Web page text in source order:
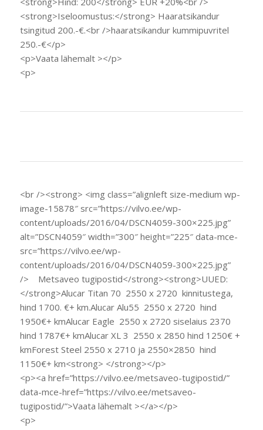
<strong>Iseloomustus:</strong> Haaratsikandur
tsingitud 200.-€.<br />haaratsikandur kummipuvritel
250.-€</p>
<p>Vaata lähemalt ></p>
<p>
<br /><strong> <img class=”alignleft size-medium wp-
image-15878″ src=”https://vilvo.ee/wp-
content/uploads/2016/04/DSCN4059-300×225.jpg”
alt=”DSCN4059″ width=”300″ height=”225″ data-mce-
src=”https://vilvo.ee/wp-
content/uploads/2016/04/DSCN4059-300×225.jpg”
/> Metsaveo tugipostid</strong><strong>UUED:
</strong>Alucar Titan 70 2550 x 2720 kinnitustega,
hind 1700. €+ km.Alucar Alu55 2550 x 2720 hind
1950€+ kmAlucar Eagle 2550 x 2720 siselaius 2370
hind 1787€+ kmAlucar XL 3 2550 x 2850 hind 1250€ +
kmForest Steel 2550 x 2710 ja 2550×2850 hind
1150€+ km<strong> </strong></p>
<p><a href=”https://vilvo.ee/metsaveo-tugipostid/”
data-mce-href=”https://vilvo.ee/metsaveo-
tugipostid/”>Vaata lähemalt ></a></p>
<p>